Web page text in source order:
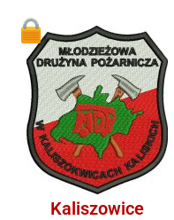
Kaliszowice